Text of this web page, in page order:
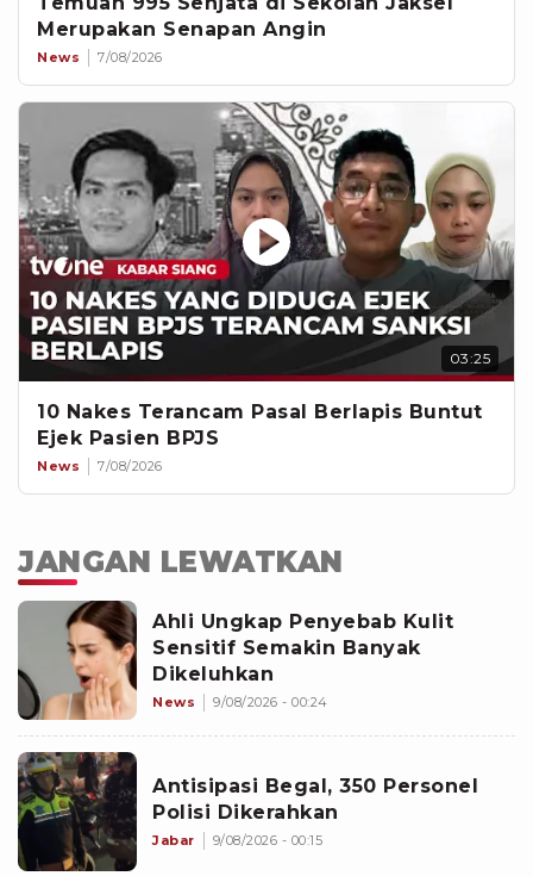
Merupakan Senapan Angin
News 7/08/2026
03:25
10 Nakes Terancam Pasal Berlapis Buntut
Ejek Pasien BPJS
News 7/08/2026
JANGAN LEWATKAN
Ahli Ungkap Penyebab Kulit
Sensitif Semakin Banyak
Dikeluhkan
News 9/08/2026 - 00:24
Antisipasi Begal, 350 Personel
Polisi Dikerahkan
Jabar 9/08/2026 - 00:15